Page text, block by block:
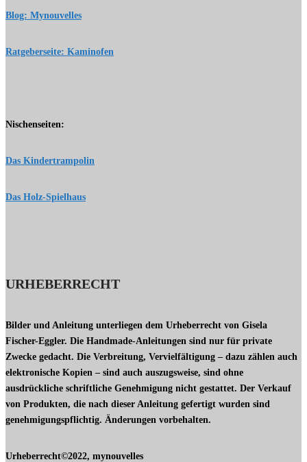
Blog: Mynouvelles
Ratgeberseite: Kaminofen
Nischenseiten:
Das Kindertrampolin
Das Holz-Spielhaus
URHEBERRECHT
Bilder und Anleitung unterliegen dem Urheberrecht von Gisela
Fischer-Eggler. Die Handmade-Anleitungen sind nur für private
Zwecke gedacht. Die Verbreitung, Vervielfältigung – dazu zählen auch
elektronische Kopien – sind auch auszugsweise, sind ohne
ausdrückliche schriftliche Genehmigung nicht gestattet. Der Verkauf
von Produkten, die nach dieser Anleitung gefertigt wurden sind
genehmigungspflichtig. Änderungen vorbehalten.
Urheberrecht©2022, mynouvelles